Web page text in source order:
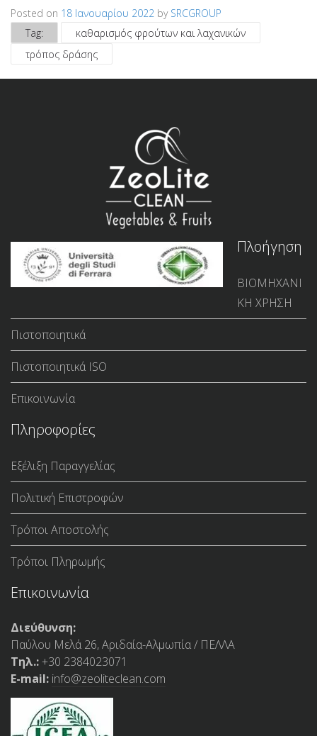
Posted on 18 Ιανουαρίου 2022 by SRCGROUP
Tag:
καθαρισμός φρούτων και λαχανικών
τρόπος δράσης
Πλοήγηση
ΒΙΟΜΗΧΑΝΙ
ΚΗ ΧΡΗΣΗ
Πιστοποιητικά
Πιστοποιητικά ISO
Επικοινωνία
Πληροφορίες
Εξέλιξη Παραγγελίας
Πολιτική Επιστροφών
Τρόποι Αποστολής
Τρόποι Πληρωμής
Επικοινωνία
Διεύθυνση:
Παύλου Μελά 26, Αριδαία-Αλμωπία / ΠΕΛΛΑ
Τηλ.:+30 2384023071
E-mail: info@zeoliteclean.com